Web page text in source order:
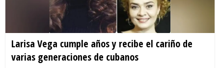
Larisa Vega cumple años y recibe el cariño de
varias generaciones de cubanos